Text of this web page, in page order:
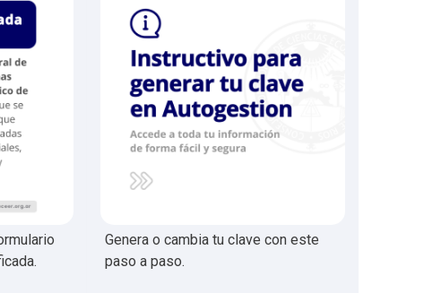
Genera o cambia tu clave con este
paso a paso.